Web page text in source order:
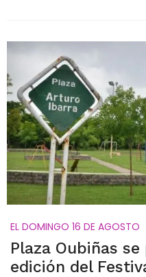
EL DOMINGO 16 DE AGOSTO
Plaza Oubiñas
edición del